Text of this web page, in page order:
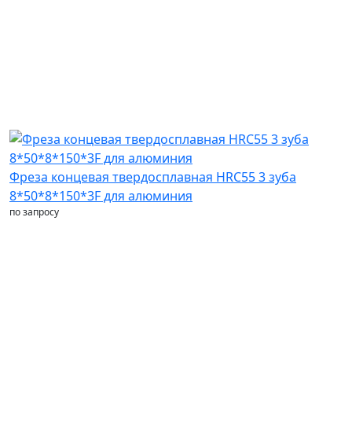
Фреза концевая твердосплавная HRC55 3 зуба
8*50*8*150*3F для алюминия
по запросу